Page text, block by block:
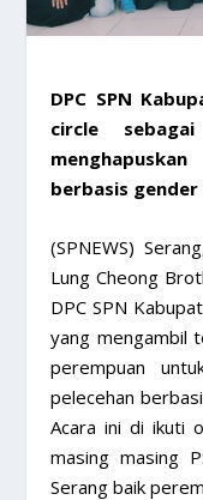
DPC SPN
circle
berbasis
(SPNEWS)
Lung Cheong
DPC SPN
yang mengambil
perempuan
pelecehan
Acara ini di ikuti
masing masing
Serang baik